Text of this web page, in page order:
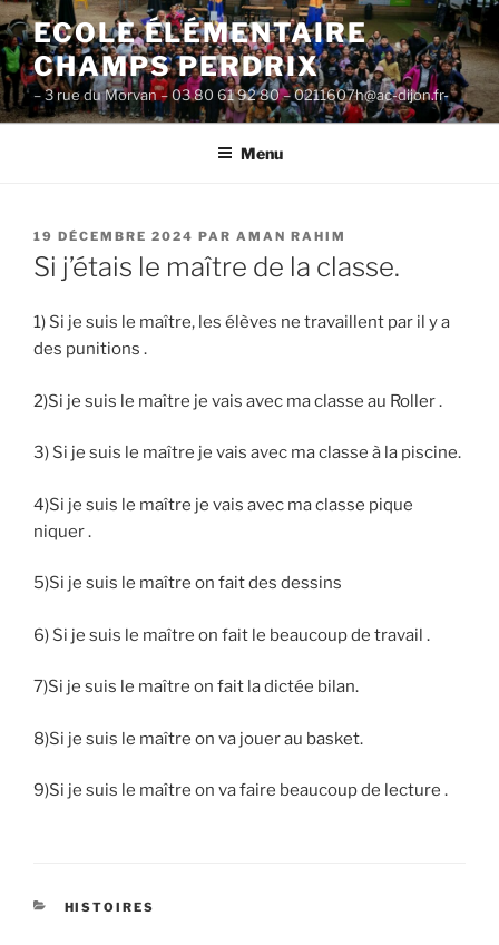
Aller
au
contenu
principal
ECOLE ÉLÉMENTAIRE
CHAMPS PERDRIX
– 3 rue du Morvan – 03 80 61 92 80 – 0211607h@ac-dijon.fr-
Menu
PUBLIÉ
LE
19 DÉCEMBRE 2024 PAR AMAN RAHIM
Si j’étais le maître de la classe.
1) Si je suis le maître, les élèves ne travaillent par il y a
des punitions .
2)Si je suis le maître je vais avec ma classe au Roller .
3) Si je suis le maître je vais avec ma classe à la piscine.
4)Si je suis le maître je vais avec ma classe pique
niquer .
5)Si je suis le maître on fait des dessins
6) Si je suis le maître on fait le beaucoup de travail .
7)Si je suis le maître on fait la dictée bilan.
8)Si je suis le maître on va jouer au basket.
9)Si je suis le maître on va faire beaucoup de lecture .
CATÉGORIES
HISTOIRES